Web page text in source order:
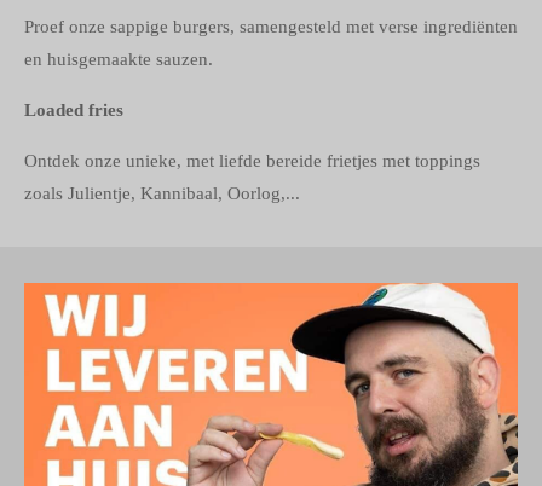
Proef onze sappige burgers, samengesteld met verse ingrediënten
en huisgemaakte sauzen.
Loaded fries
Ontdek onze unieke, met liefde bereide frietjes met toppings
zoals Julientje, Kannibaal, Oorlog,...